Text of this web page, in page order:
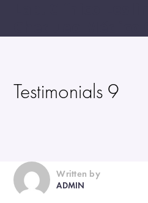
Chequeo
Testimonials 9
Written by
ADMIN